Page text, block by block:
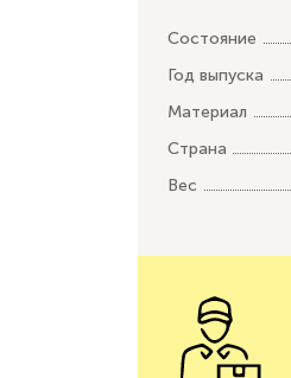
Состояние
Год выпуска
Материал
Страна
Вес